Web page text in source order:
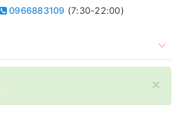
0966883109 (7:30-22:00)
×